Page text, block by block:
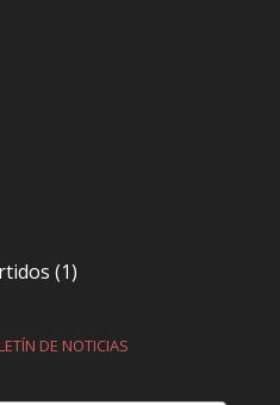
(1)
DE NOTICIAS